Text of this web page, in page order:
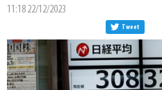
11:18 22/12/2023
Tweet